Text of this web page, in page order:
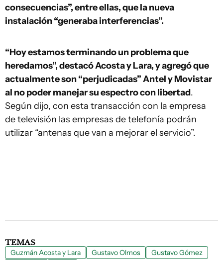
consecuencias”, entre ellas, que la nueva
instalación “generaba interferencias”.
“Hoy estamos terminando un problema que
heredamos”, destacó Acosta y Lara, y agregó que
actualmente son “perjudicadas” Antel y Movistar
al no poder manejar su espectro con libertad.
Según dijo, con esta transacción con la empresa
de televisión las empresas de telefonía podrán
utilizar “antenas que van a mejorar el servicio”.
TEMAS
Guzmán Acosta y Lara Gustavo Olmos
Gustavo Gómez